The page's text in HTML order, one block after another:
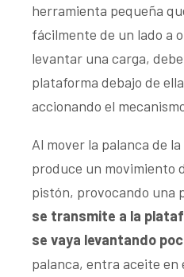
herramienta pequeña
fácilmente de un lado a
levantar una carga,
plataforma debajo de
accionando el
Al mover la palanca de
produce un movimiento
pistón, provocando una
se transmite a la
se vaya levantando
palanca, entra aceite en